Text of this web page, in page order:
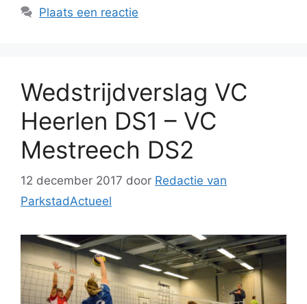
Plaats een reactie
Wedstrijdverslag VC
Heerlen DS1 – VC
Mestreech DS2
12 december 2017 door Redactie van
ParkstadActueel